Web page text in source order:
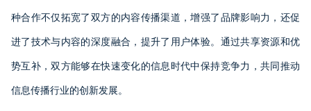
种合作不仅拓宽了双方的内容传播渠道，增强了品牌影响力，还促
进了技术与内容的深度融合，提升了用户体验。通过共享资源和优
势互补，双方能够在快速变化的信息时代中保持竞争力，共同推动
信息传播行业的创新发展。